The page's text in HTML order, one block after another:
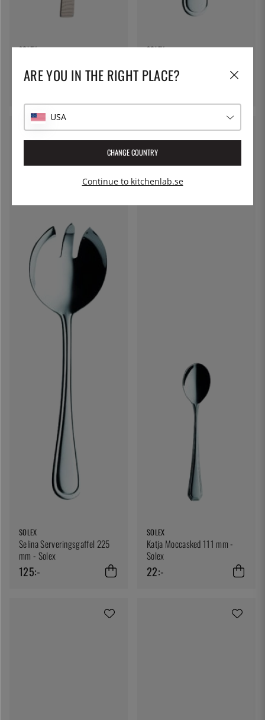
SOLEX
Solex
SOLEX
Solex
SOLEX
Selina Serveringsgaffel 225
mm - Solex
125:-
SOLEX
Katja Moccasked 111 mm -
Solex
22:-
ARE YOU IN THE RIGHT PLACE?
USA
CHANGE COUNTRY
Continue to kitchenlab.se